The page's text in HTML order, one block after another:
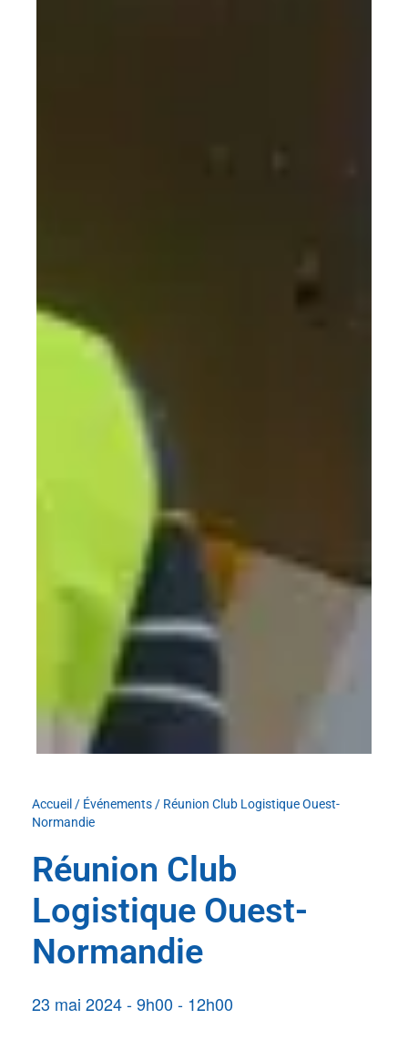
Accueil / Événements / Réunion Club Logistique Ouest-
Normandie
Réunion Club
Logistique Ouest-
Normandie
23 mai 2024-9h00- 12h00